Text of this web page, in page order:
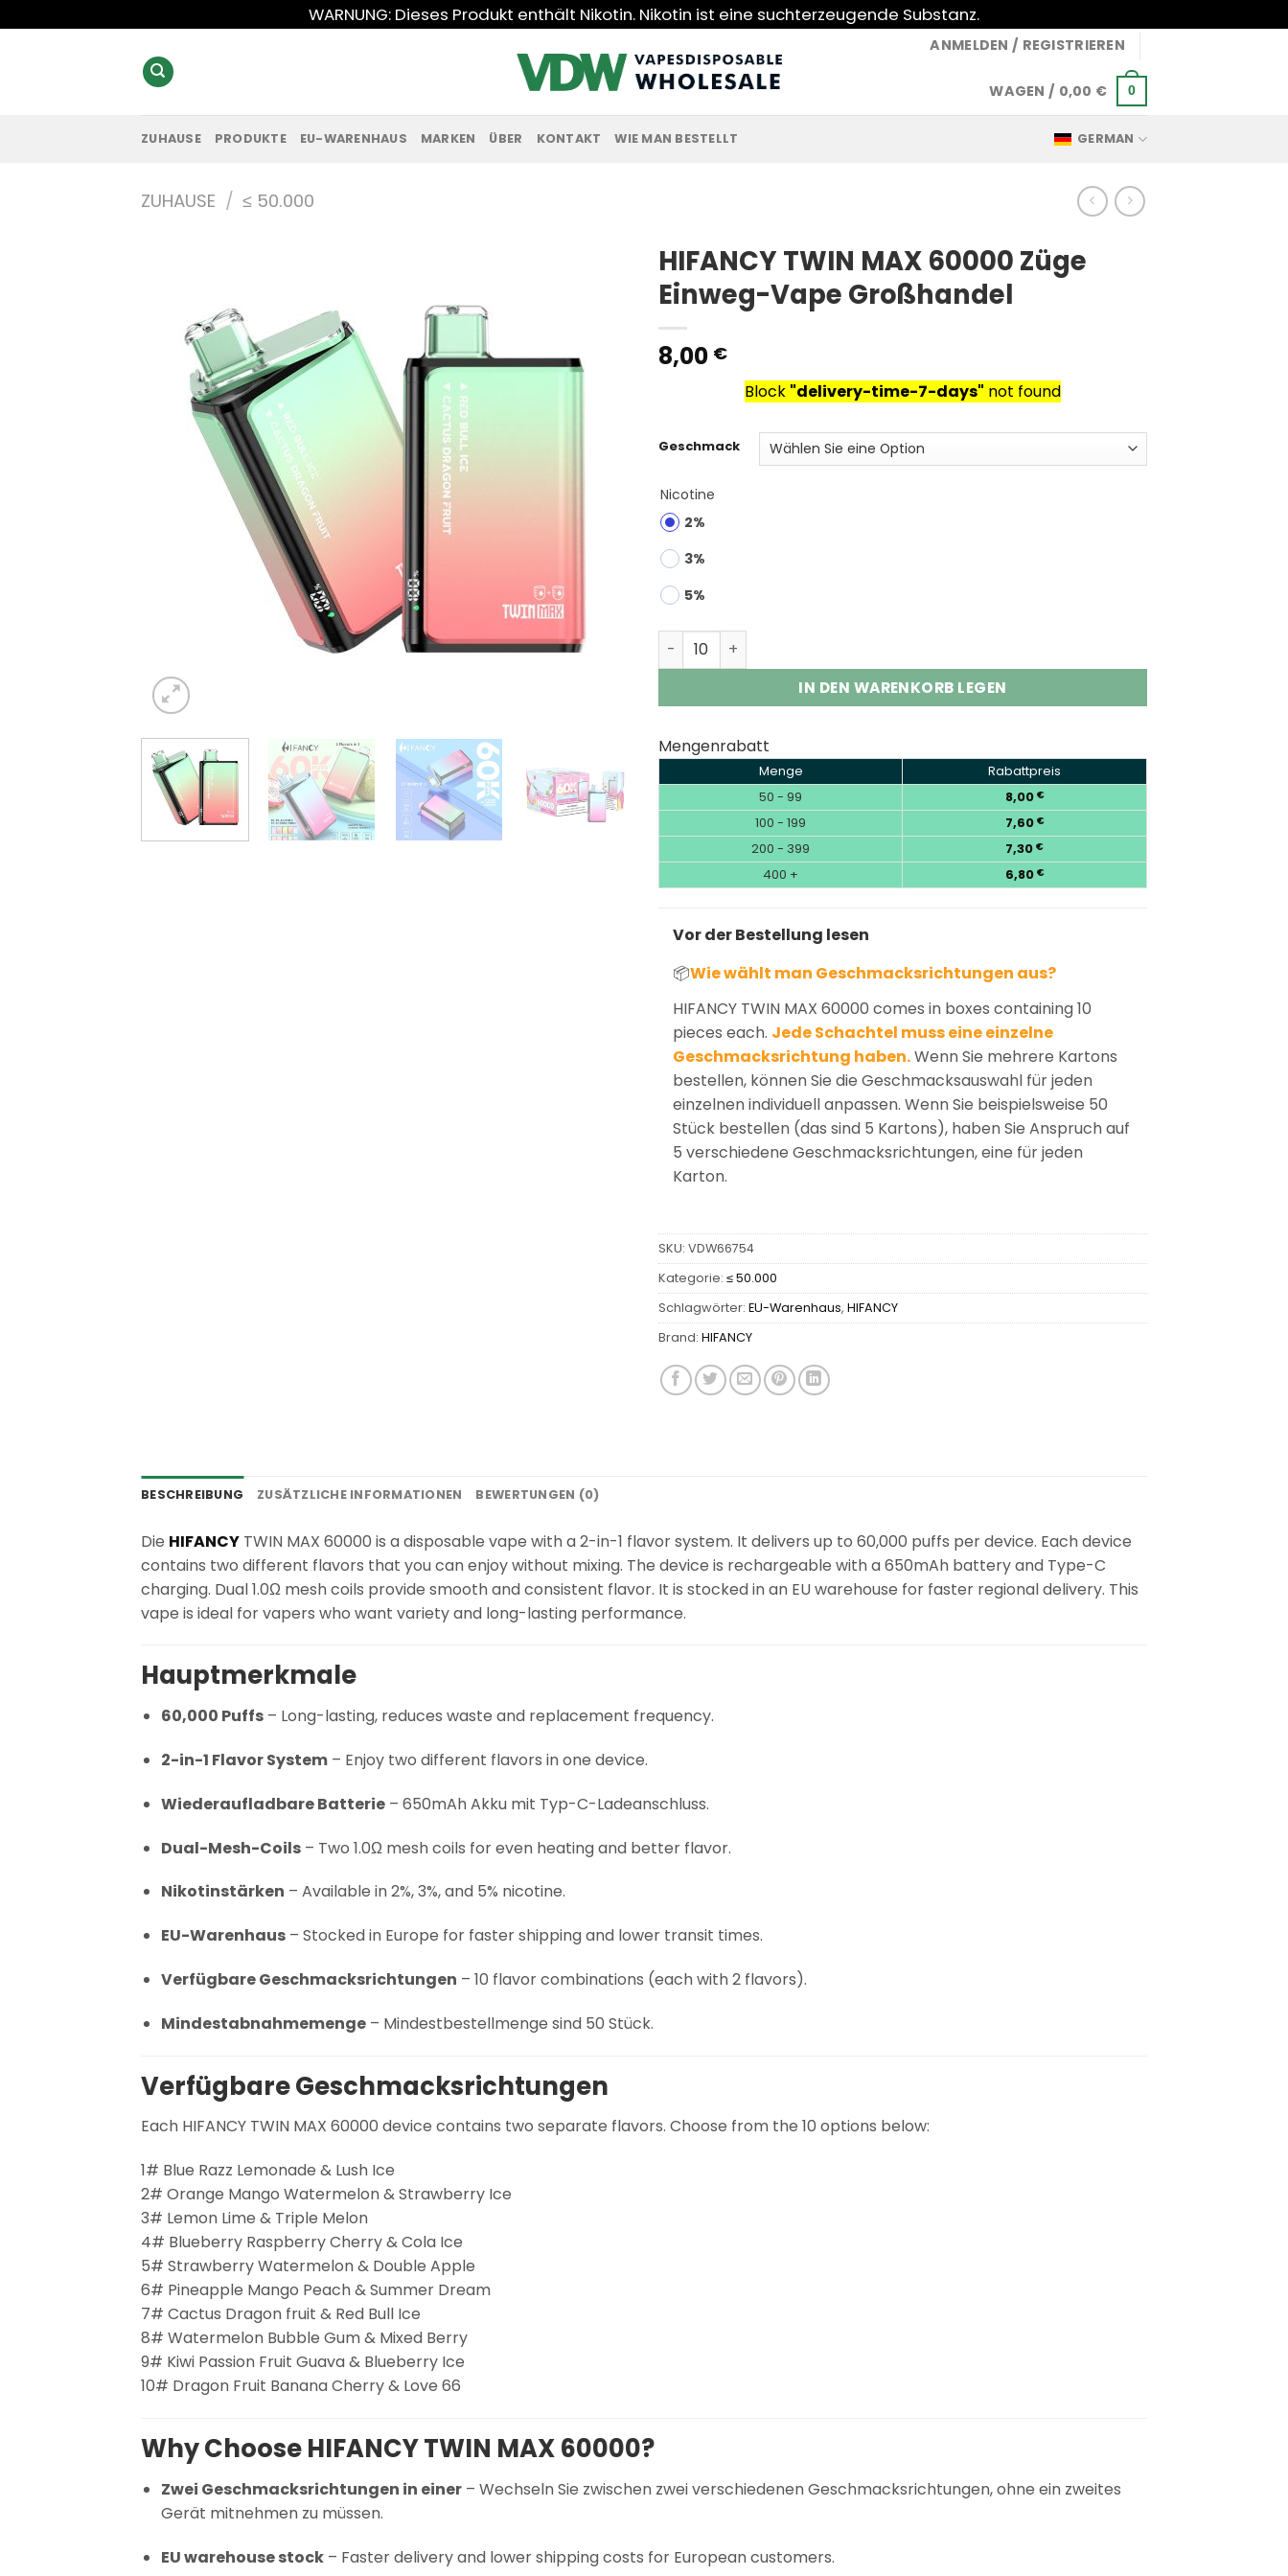
Inhalt
WARNUNG: Dieses Produkt enthält Nikotin. Nikotin ist eine suchterzeugende Substanz.
ANMELDEN / REGISTRIEREN
WAGEN / 0,00 € 0
ZUHAUSE PRODUKTE EU-WARENHAUS MARKEN ÜBER KONTAKT WIE MAN BESTELLT GERMAN
ZUHAUSE / ≤ 50.000
HIFANCY TWIN MAX 60000 Züge
Einweg-Vape Großhandel
8,00 €
Block "delivery-time-7-days" not found
Geschmack
Nicotine
2%
3%
5%
HIFANCY TWIN MAX 60000 Puffs Disposable Vape Wholesale Menge
IN DEN WARENKORB LEGEN
Mengenrabatt
Menge
Rabattpreis
50 - 99
8,00 €
100 - 199 7,60 €
200 - 399 7,30 €
400 + 6,80 €
Vor der Bestellung lesen
📦Wie wählt man Geschmacksrichtungen aus?
HIFANCY TWIN MAX 60000 comes in boxes containing 10
pieces each. Jede Schachtel muss eine einzelne
Geschmacksrichtung haben.Wenn Sie mehrere Kartons
bestellen, können Sie die Geschmacksauswahl für jeden
einzelnen individuell anpassen. Wenn Sie beispielsweise 50
Stück bestellen (das sind 5 Kartons), haben Sie Anspruch auf
5 verschiedene Geschmacksrichtungen, eine für jeden
Karton.
SKU: VDW66754
Kategorie: ≤ 50.000
Schlagwörter: EU-Warenhaus, HIFANCY
Brand: HIFANCY
BESCHREIBUNG ZUSÄTZLICHE INFORMATIONEN BEWERTUNGEN (0)
Die HIFANCY TWIN MAX 60000 is a disposable vape with a 2-in-1 flavor system. It delivers up to 60,000 puffs per device. Each device
contains two different flavors that you can enjoy without mixing. The device is rechargeable with a 650mAh battery and Type-C
charging. Dual 1.0Ω mesh coils provide smooth and consistent flavor. It is stocked in an EU warehouse for faster regional delivery. This
vape is ideal for vapers who want variety and long-lasting performance.
Hauptmerkmale
60,000 Puffs– Long-lasting, reduces waste and replacement frequency.
2-in-1 Flavor System– Enjoy two different flavors in one device.
Wiederaufladbare Batterie– 650mAh Akku mit Typ-C-Ladeanschluss.
Dual-Mesh-Coils– Two 1.0Ω mesh coils for even heating and better flavor.
Nikotinstärken – Available in 2%, 3%, and 5% nicotine.
EU-Warenhaus– Stocked in Europe for faster shipping and lower transit times.
Verfügbare Geschmacksrichtungen – 10 flavor combinations (each with 2 flavors).
Mindestabnahmemenge– Mindestbestellmenge sind 50 Stück.
Verfügbare Geschmacksrichtungen
Each HIFANCY TWIN MAX 60000 device contains two separate flavors. Choose from the 10 options below:
1# Blue Razz Lemonade & Lush Ice
2# Orange Mango Watermelon & Strawberry Ice
3# Lemon Lime & Triple Melon
4# Blueberry Raspberry Cherry & Cola Ice
5# Strawberry Watermelon & Double Apple
6# Pineapple Mango Peach & Summer Dream
7# Cactus Dragon fruit & Red Bull Ice
8# Watermelon Bubble Gum & Mixed Berry
9# Kiwi Passion Fruit Guava & Blueberry Ice
10# Dragon Fruit Banana Cherry & Love 66
Why Choose HIFANCY TWIN MAX 60000?
Zwei Geschmacksrichtungen in einer– Wechseln Sie zwischen zwei verschiedenen Geschmacksrichtungen, ohne ein zweites
Gerät mitnehmen zu müssen.
EU warehouse stock– Faster delivery and lower shipping costs for European customers.